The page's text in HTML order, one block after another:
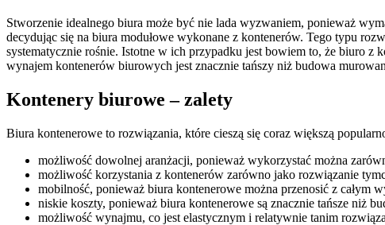
Stworzenie idealnego biura może być nie lada wyzwaniem, ponieważ
decydując się na biura modułowe wykonane z kontenerów. Tego typu
systematycznie rośnie. Istotne w ich przypadku jest bowiem to, że biuro
wynajem kontenerów biurowych jest znacznie tańszy niż budowa
Kontenery biurowe – zalety
Biura kontenerowe to rozwiązania, które cieszą się coraz większą
możliwość dowolnej aranżacji, ponieważ wykorzystać można
możliwość korzystania z kontenerów zarówno jako rozwiązanie
mobilność, ponieważ biura kontenerowe można przenosić z całym
niskie koszty, ponieważ biura kontenerowe są znacznie tańsze niż
możliwość wynajmu, co jest elastycznym i relatywnie tanim